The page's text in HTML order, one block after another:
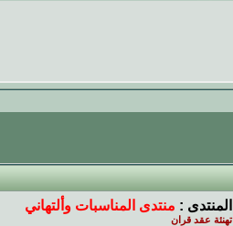
المنتدى : منتدى المناسبات وألتهاني
تهنئة عقد قران